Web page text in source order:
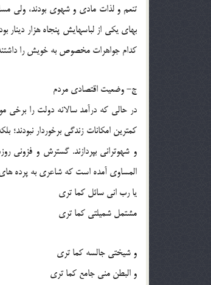
تنعم و لذات مادی و شهوی بودند، ولی
کدام جواهرات مخصوص به خویش را
ج- وضعیت اقتصادی مردم
در حالی که درآمد سالانه دولت را برخی
کمترین امکانات زندگی برخوردار
و شهوترانی بپردازند. گسترش و فزونی
المساوی آمده است که شاعری به پرده
یا رب انی سائل کما تری
مشتمل شمیلتی کما تری
و شیختی جالسه کما تری
و البطن منی جامع کما تری